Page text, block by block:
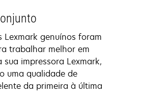
Lexmark genuínos foram
trabalhar melhor em
impressora Lexmark,
uma qualidade de
da primeira à última